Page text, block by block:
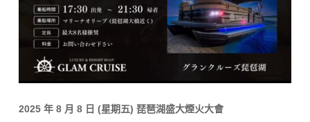
2025 年 8 月 8 日 (星期五) 琵琶湖盛大煙火大會